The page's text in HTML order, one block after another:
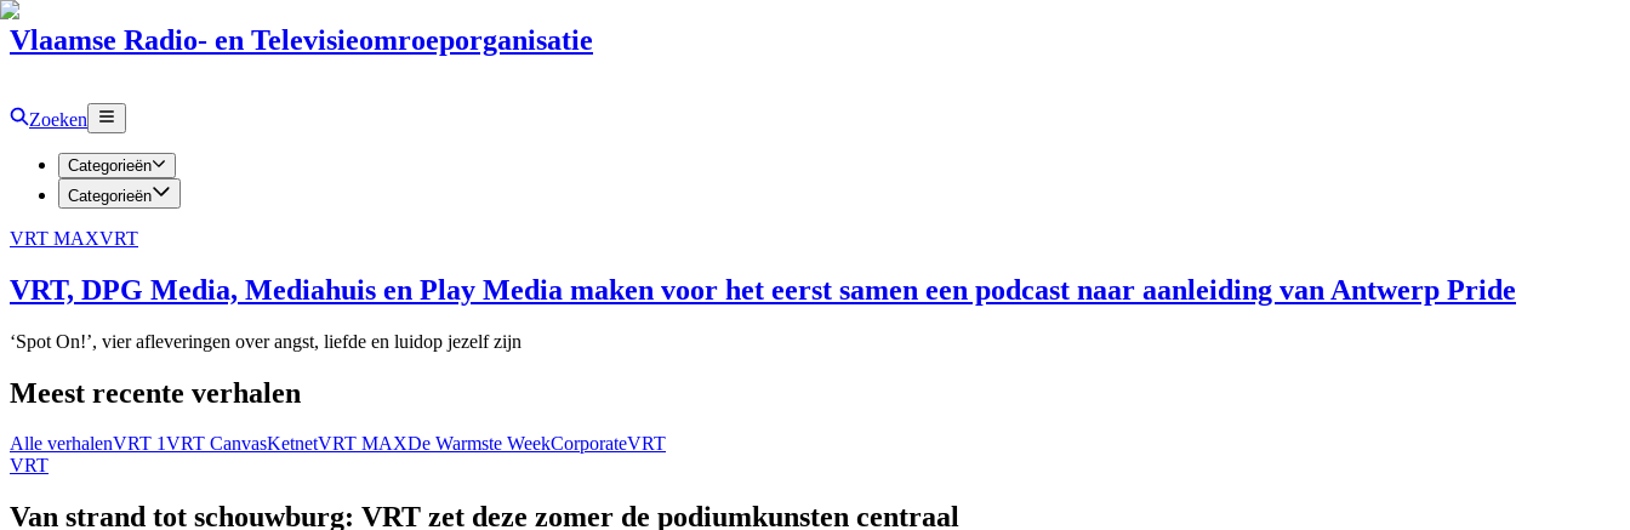
Vlaamse Radio- en Televisieomroeporganisatie
Zoeken
Categorieën
Categorieën
VRT MAXVRT
VRT, DPG Media, Mediahuis en Play Media maken voor het eerst samen een podcast naar aanleiding van Antwerp Pride
‘Spot On!’, vier afleveringen over angst, liefde en luidop jezelf zijn
Meest recente verhalen
Alle verhalenVRT 1VRT CanvasKetnetVRT MAXDe Warmste WeekCorporateVRT
VRT
Van strand tot schouwburg: VRT zet deze zomer de podiumkunsten centraal